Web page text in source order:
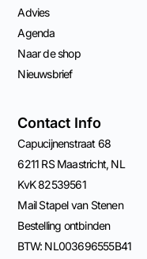
Advies
Agenda
Naar de shop
Nieuwsbrief
Contact Info
Capucijnenstraat 68
6211 RS Maastricht, NL
KvK 82539561
Mail Stapel van Stenen
Bestelling ontbinden
BTW: NL003696555B41